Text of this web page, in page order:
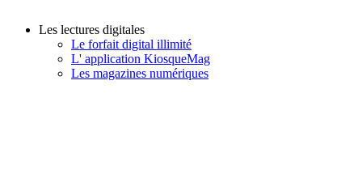
Les lectures digitales
Le forfait digital illimité
L' application KiosqueMag
Les magazines numériques